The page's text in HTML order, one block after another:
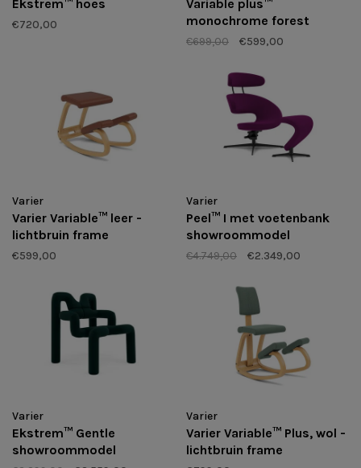
Ekstrem™ hoes
€720,00
Variable plus™
monochrome forest
€699,00 €599,00
Varier
Varier Variable™ leer -
lichtbruin frame
€599,00
Varier
Peel™ I met voetenbank
showroommodel
€4.749,00 €2.349,00
Varier
Ekstrem™ Gentle
showroommodel
Varier
Varier Variable™ Plus, wol -
lichtbruin frame